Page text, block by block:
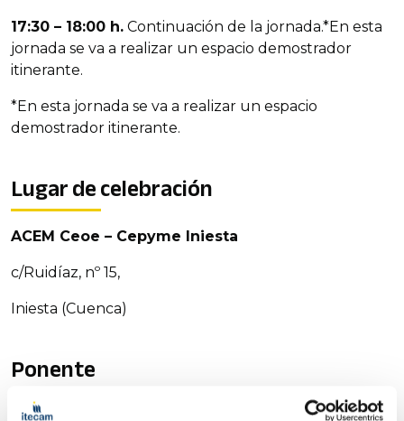
17:30 – 18:00 h. Continuación de la jornada.*En esta
jornada se va a realizar un espacio demostrador
itinerante.
*En esta jornada se va a realizar un espacio
demostrador itinerante.
Lugar de celebración
ACEM Ceoe – Cepyme Iniesta
c/Ruidíaz, nº 15,
Iniesta (Cuenca)
Ponente